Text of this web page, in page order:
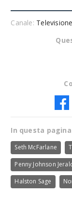
Canale: Televisione
In questa
Seth McFarlane
Penny Johnson
Halston Sage